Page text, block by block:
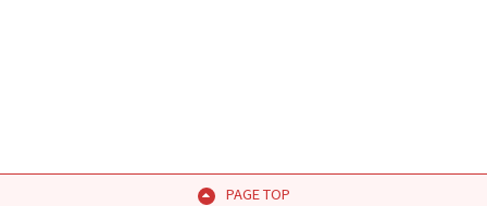
PAGE TOP